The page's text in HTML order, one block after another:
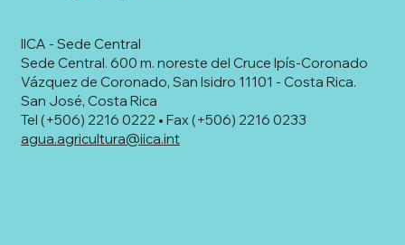
IICA - Sede Central
Sede Central. 600 m. noreste del Cruce Ipís-Coronado
Vázquez de Coronado, San Isidro 11101 - Costa Rica.
San José, Costa Rica
Tel (+506) 2216 0222 • Fax (+506) 2216 0233
agua.agricultura@iica.int